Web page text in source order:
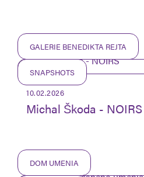
GALERIE BENEDIKTA REJTA
SNAPSHOTS
10.02.2026
Michal Škoda - NOIRS
DOM UMENIA